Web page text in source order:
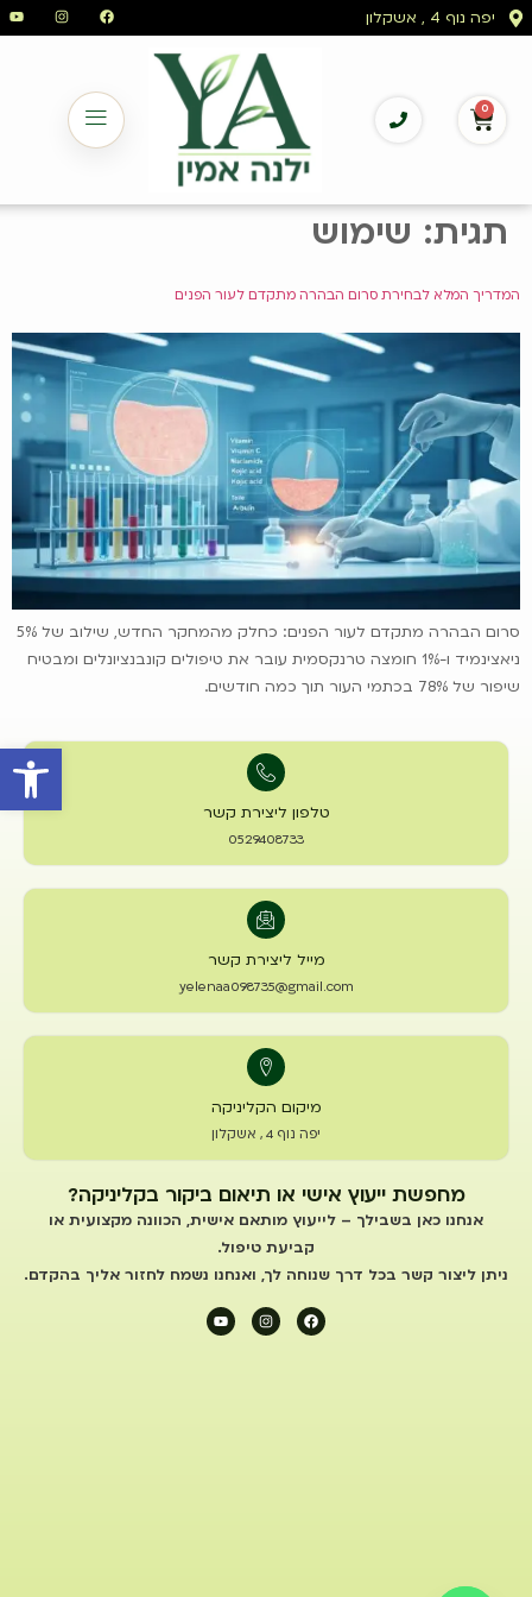
פתח
לתוכן יפה נוף 4 , אשקלון
0
תגית: שימוש
המדריך המלא לבחירת סרום הבהרה מתקדם לעור הפנים
סרום הבהרה מתקדם לעור הפנים: כחלק מהמחקר החדש, שילוב של 5%
ניאצינמיד ו-1% חומצה טרנקסמית עובר את טיפולים קונבנציונלים ומבטיח
שיפור של 78% בכתמי העור תוך כמה חודשים.
טלפון ליצירת קשר
0529408733
מייל ליצירת קשר
yelenaa098735@gmail.com
מיקום הקליניקה
יפה נוף 4 , אשקלון
מחפשת ייעוץ אישי או תיאום ביקור בקליניקה?
אנחנו כאן בשבילך – לייעוץ מותאם אישית, הכוונה מקצועית או
קביעת טיפול.
ניתן ליצור קשר בכל דרך שנוחה לך, ואנחנו נשמח לחזור אליך בהקדם.